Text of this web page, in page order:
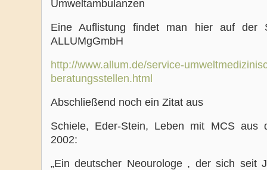
Umweltambulanzen
Eine Auflistung findet man hier auf der
ALLUMgGmbH
http://www.allum.de/service-
beratungsstellen.html
Abschließend noch ein Zitat aus
Schiele, Eder-Stein, Leben mit MCS aus
2002:
„Ein deutscher Neourologe , der sich seit